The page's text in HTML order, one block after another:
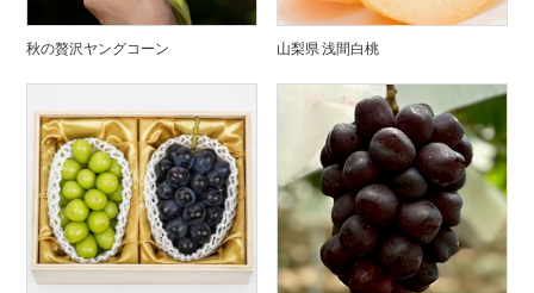
秋の贅沢ヤングコーン 山梨県 浅間白桃